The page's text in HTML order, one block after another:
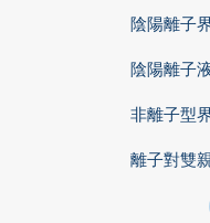
陰陽離子
陰陽離子
非離子型
離子對雙